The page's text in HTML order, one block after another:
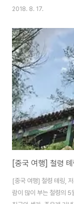
[역사 위인 저우언라이
가로 국가와 공산당에 기
니다. 정치, 군사, 외교,
의 영명함, 업적, 사상, 정
인되었습니다. 저우언라
습니다. 제..
2018. 8. 17.
[중국 여행] 철령
[중국 여행] 철령 톄링,
람이 많이 부는 철령의 5